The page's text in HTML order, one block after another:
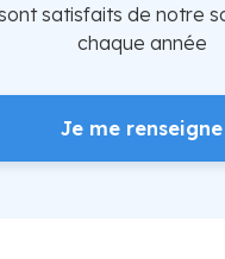
satisfaits de notre
chaque année
Je me renseigne